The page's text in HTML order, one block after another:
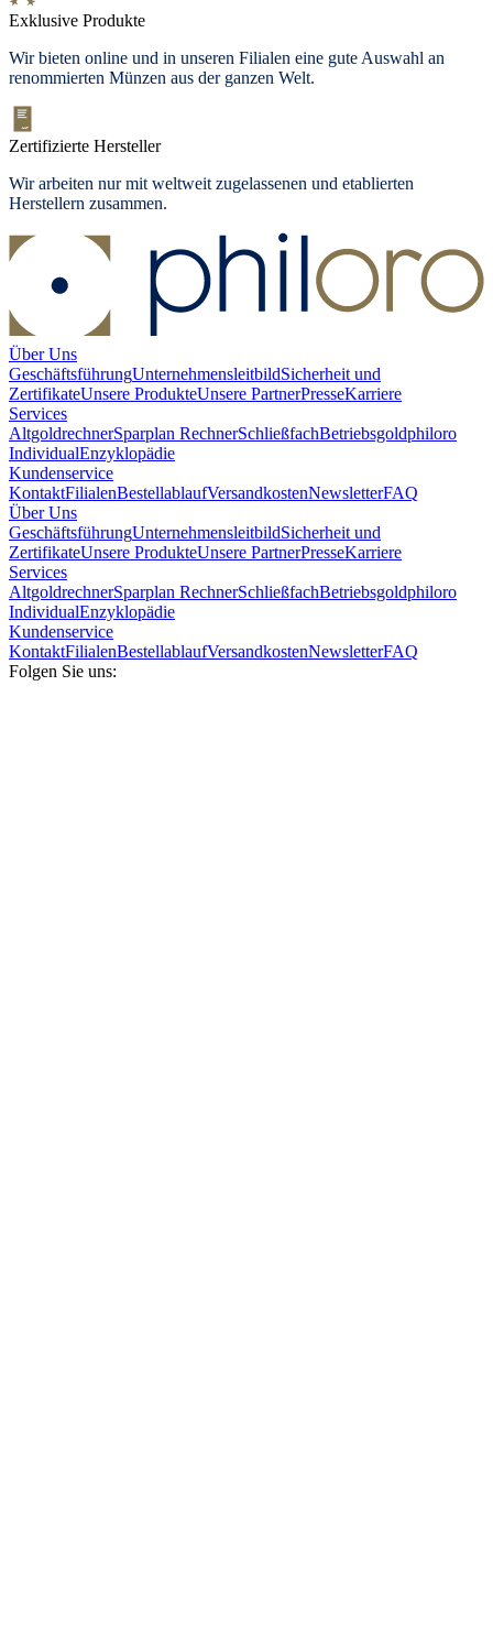
Exklusive Produkte
Wir bieten online und in unseren Filialen eine gute Auswahl an
renommierten Münzen aus der ganzen Welt.
Zertifizierte Hersteller
Wir arbeiten nur mit weltweit zugelassenen und etablierten
Herstellern zusammen.
Über Uns
GeschäftsführungUnternehmensleitbildSicherheit und
ZertifikateUnsere ProdukteUnsere PartnerPresseKarriere
Services
AltgoldrechnerSparplan RechnerSchließfachBetriebsgoldphiloro
IndividualEnzyklopädie
Kundenservice
KontaktFilialenBestellablaufVersandkostenNewsletterFAQ
Über Uns
GeschäftsführungUnternehmensleitbildSicherheit und
ZertifikateUnsere ProdukteUnsere PartnerPresseKarriere
Services
AltgoldrechnerSparplan RechnerSchließfachBetriebsgoldphiloro
IndividualEnzyklopädie
Kundenservice
KontaktFilialenBestellablaufVersandkostenNewsletterFAQ
Folgen Sie uns: